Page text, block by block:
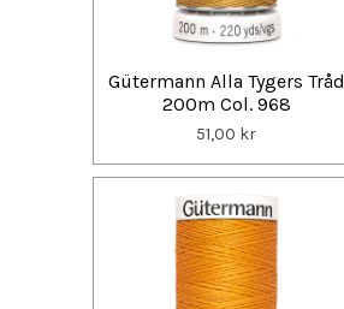
Gütermann Alla Tygers Tråd
200m Col. 968
51,00 kr